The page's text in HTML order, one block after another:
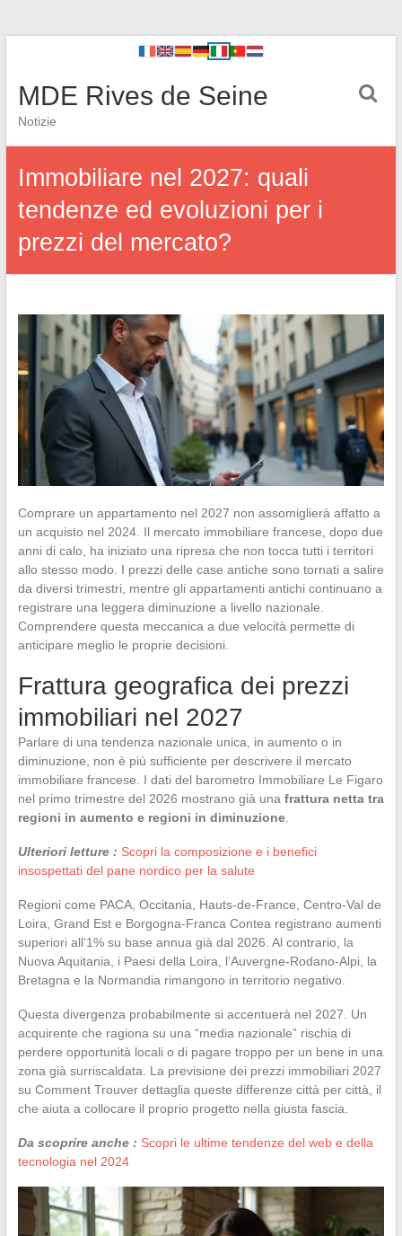
MDE Rives de Seine
Notizie
Immobiliare nel 2027: quali
tendenze ed evoluzioni per i
prezzi del mercato?
Comprare un appartamento nel 2027 non assomiglierà affatto a
un acquisto nel 2024. Il mercato immobiliare francese, dopo due
anni di calo, ha iniziato una ripresa che non tocca tutti i territori
allo stesso modo. I prezzi delle case antiche sono tornati a salire
da diversi trimestri, mentre gli appartamenti antichi continuano a
registrare una leggera diminuzione a livello nazionale.
Comprendere questa meccanica a due velocità permette di
anticipare meglio le proprie decisioni.
Frattura geografica dei prezzi
immobiliari nel 2027
Parlare di una tendenza nazionale unica, in aumento o in
diminuzione, non è più sufficiente per descrivere il mercato
immobiliare francese. I dati del barometro Immobiliare Le Figaro
nel primo trimestre del 2026 mostrano già una frattura netta tra
regioni in aumento e regioni in diminuzione.
Ulteriori letture : Scopri la composizione e i benefici
insospettati del pane nordico per la salute
Regioni come PACA, Occitania, Hauts-de-France, Centro-Val de
Loira, Grand Est e Borgogna-Franca Contea registrano aumenti
superiori all’1% su base annua già dal 2026. Al contrario, la
Nuova Aquitania, i Paesi della Loira, l’Auvergne-Rodano-Alpi, la
Bretagna e la Normandia rimangono in territorio negativo.
Questa divergenza probabilmente si accentuerà nel 2027. Un
acquirente che ragiona su una “media nazionale” rischia di
perdere opportunità locali o di pagare troppo per un bene in una
zona già surriscaldata. La previsione dei prezzi immobiliari 2027
su Comment Trouver dettaglia queste differenze città per città, il
che aiuta a collocare il proprio progetto nella giusta fascia.
Da scoprire anche : Scopri le ultime tendenze del web e della
tecnologia nel 2024